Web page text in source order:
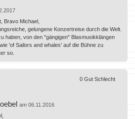
Bravo Michael,
gelungene Konzertreise durch die Welt.
haben, von den "gängigen" Blasmusikklängen
'of Sailors and whales' auf die Bühne zu
so.
am 06.11.2016
0 Gut Schlecht